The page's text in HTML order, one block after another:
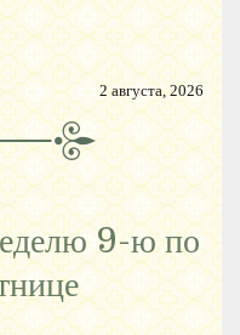
2 августа, 2026
9-ю по